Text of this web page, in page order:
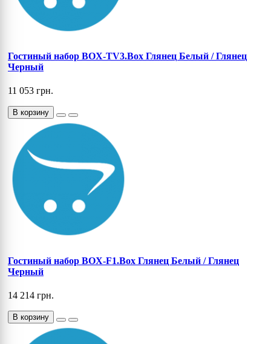
Гостиный набор BOX-TV3.Box Глянец Белый / Глянец
Черный
11 053 грн.
В корзину
Гостиный набор BOX-F1.Box Глянец Белый / Глянец
Черный
14 214 грн.
В корзину